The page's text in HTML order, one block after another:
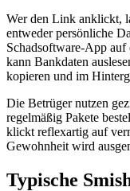
Wer den Link anklickt,
entweder persönliche
Schadsoftware-App
kann Bankdaten
kopieren und im
Die Betrüger nutzen
regelmäßig Pakete
klickt reflexartig auf
Gewohnheit wird
Typische